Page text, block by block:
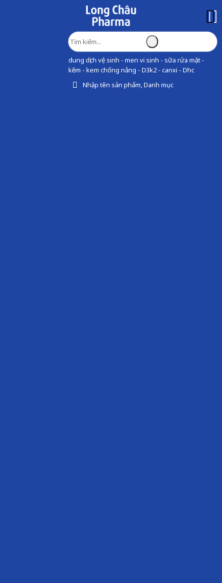
dung dịch vệ sinh - men vi sinh - sữa rửa mặt -
kẽm - kem chống nắng - D3k2 - canxi - Dhc
Nhập tên sản phẩm, Danh mục